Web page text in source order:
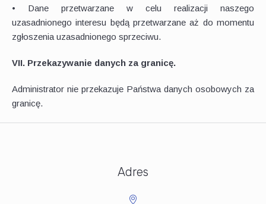
• Dane przetwarzane w celu realizacji naszego
uzasadnionego interesu będą przetwarzane aż do momentu
zgłoszenia uzasadnionego sprzeciwu.
VII. Przekazywanie danych za granicę.
Administrator nie przekazuje Państwa danych osobowych za
granicę.
Adres